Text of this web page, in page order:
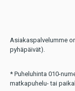
Asiakaspalvelumme
pyhäpäivät).
* Puheluhinta 010-
matkapuhelu- tai